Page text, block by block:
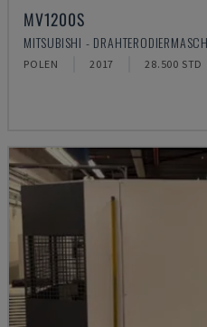
MV1200S
MITSUBISHI -
POLEN 2017 28.500 STD